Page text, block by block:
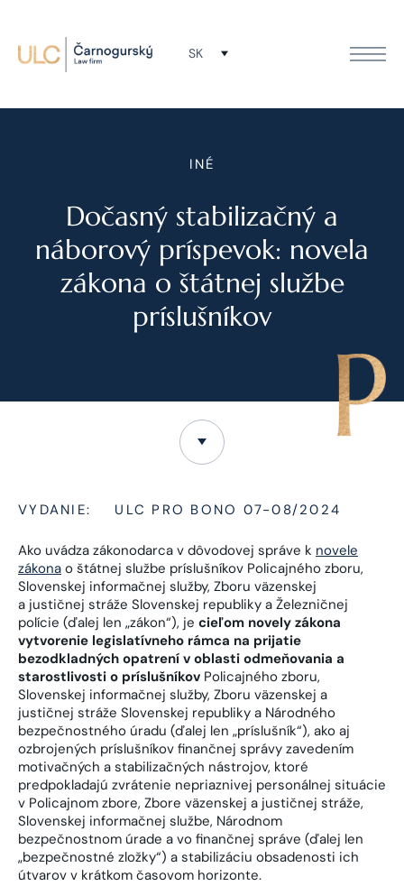
SK
INÉ
Dočasný stabilizačný a
náborový príspevok: novela
zákona o štátnej službe
príslušníkov
VYDANIE: ULC PRO BONO 07-08/2024
Ako uvádza zákonodarca v dôvodovej správe k novele
zákona o štátnej službe príslušníkov Policajného zboru,
Slovenskej informačnej služby, Zboru väzenskej
a justičnej stráže Slovenskej republiky a Železničnej
polície (ďalej len „zákon“), je cieľom novely zákona
vytvorenie legislatívneho rámca na prijatie
bezodkladných opatrení v oblasti odmeňovania a
starostlivosti o príslušníkov Policajného zboru,
Slovenskej informačnej služby, Zboru väzenskej a
justičnej stráže Slovenskej republiky a Národného
bezpečnostného úradu (ďalej len „príslušník“), ako aj
ozbrojených príslušníkov finančnej správy zavedením
motivačných a stabilizačných nástrojov, ktoré
predpokladajú zvrátenie nepriaznivej personálnej situácie
v Policajnom zbore, Zbore väzenskej a justičnej stráže,
Slovenskej informačnej službe, Národnom
bezpečnostnom úrade a vo finančnej správe (ďalej len
„bezpečnostné zložky“) a stabilizáciu obsadenosti ich
útvarov v krátkom časovom horizonte.